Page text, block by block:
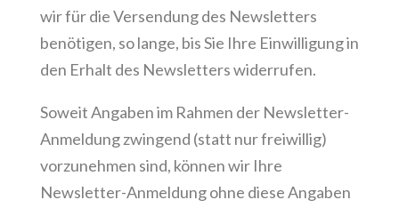
wir für die Versendung des Newsletters
benötigen, so lange, bis Sie Ihre Einwilligung in
den Erhalt des Newsletters widerrufen.
Soweit Angaben im Rahmen der Newsletter-
Anmeldung zwingend (statt nur freiwillig)
vorzunehmen sind, können wir Ihre
Newsletter-Anmeldung ohne diese Angaben